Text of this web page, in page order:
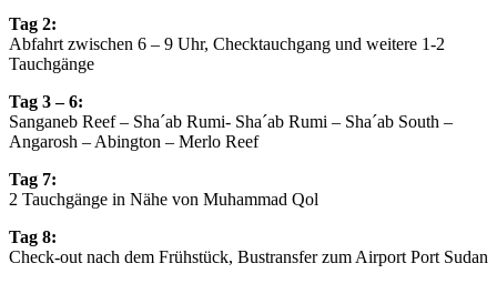
Tag 2:
Abfahrt zwischen 6 – 9 Uhr, Checktauchgang und weitere 1-2
Tauchgänge
Tag 3 – 6:
Sanganeb Reef – Sha´ab Rumi- Sha´ab Rumi – Sha´ab South –
Angarosh – Abington – Merlo Reef
Tag 7:
2 Tauchgänge in Nähe von Muhammad Qol
Tag 8:
Check-out nach dem Frühstück, Bustransfer zum Airport Port Sudan